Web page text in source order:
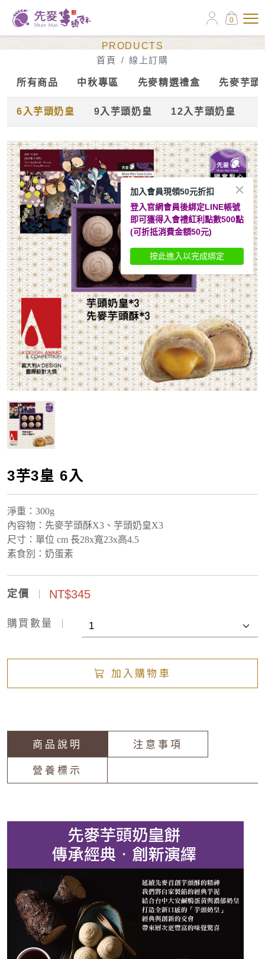
0
PRODUCTS
首頁
線上訂購
所有商品 中秋專區 先麥精選禮盒 先麥芋頭
6入芋頭奶皇 9入芋頭奶皇 12入芋頭奶皇
3芋3皇 6入
淨重 ：300g
內容物：先麥芋頭酥X3、芋頭奶皇X3
尺寸： 單位 cm 長28x寬23x高4.5
素食別：奶蛋素
定價 NT$345
購買數量
加入購物車
商品說明 注意事項
營養標示
加入會員現領50元折扣
登入官網會員後綁定LINE帳號
即可獲得入會禮紅利點數500點
(可折抵消費金額50元)
按此進入以完成綁定